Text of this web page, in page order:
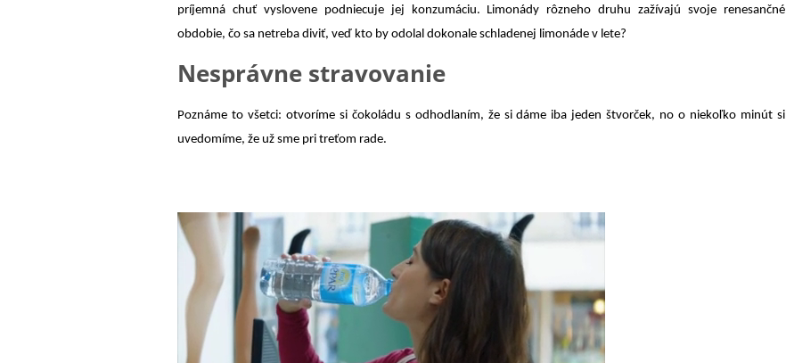
príjemná chuť vyslovene podniecuje jej konzumáciu. Limonády rôzneho druhu zažívajú svoje renesančné
obdobie, čo sa netreba diviť, veď kto by odolal dokonale schladenej limonáde v lete?
Nesprávne stravovanie
Poznáme to všetci: otvoríme si čokoládu s odhodlaním, že si dáme iba jeden štvorček, no o niekoľko minút si
uvedomíme, že už sme pri treťom rade.